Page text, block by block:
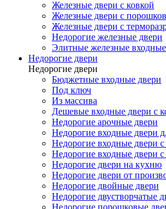
Железные двери с ковкой
Железные двери с
Железные двери с
Недорогие железные двери
Элитные железные
Недорогие двери
Недорогие двери
Бюджетные входные двери
Под ключ
Из массива
Дешевые входные двери с
Недорогие арочные двери
Недорогие входные двери
Недорогие входные двери с
Недорогие входные двери
Недорогие двери на кухню
Недорогие двери от
Недорогие двойные двери
Недорогие двустворчатые